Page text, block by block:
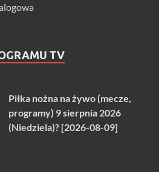
TV
Piłka nożna na żywo (mecze,
programy) 9 sierpnia 2026
(Niedziela)? [2026-08-09]